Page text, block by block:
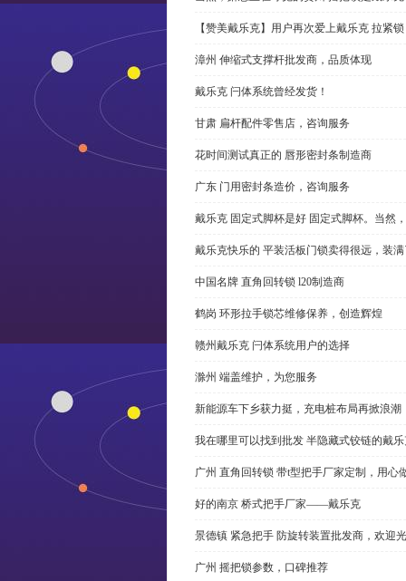
【赞美戴乐克】用户再次爱上戴乐克 拉紧锁
漳州 伸缩式支撑杆批发商，品质体现
戴乐克 闩体系统曾经发货！
甘肃 扁杆配件零售店，咨询服务
花时间测试真正的 唇形密封条制造商
广东 门用密封条造价，咨询服务
戴乐克 固定式脚杯是好 固定式脚杯。当然
戴乐克快乐的 平装活板门锁卖得很远，装
中国名牌 直角回转锁 l20制造商
鹤岗 环形拉手锁芯维修保养，创造辉煌
赣州戴乐克 闩体系统用户的选择
滁州 端盖维护，为您服务
新能源车下乡获力挺，充电桩布局再掀浪潮
我在哪里可以找到批发 半隐藏式铰链的戴
广州 直角回转锁 带t型把手厂家定制，用心
好的南京 桥式把手厂家——戴乐克
景德镇 紧急把手 防旋转装置批发商，欢迎
广州 摇把锁参数，口碑推荐